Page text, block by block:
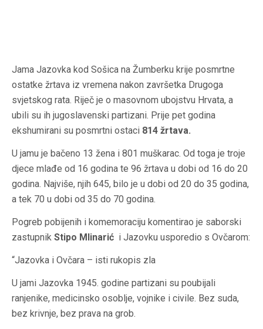
Jama Jazovka kod Sošica na Žumberku krije posmrtne
ostatke žrtava iz vremena nakon završetka Drugoga
svjetskog rata. Riječ je o masovnom ubojstvu Hrvata, a
ubili su ih jugoslavenski partizani. Prije pet godina
ekshumirani su posmrtni ostaci 814 žrtava.
U jamu je bačeno 13 žena i 801 muškarac. Od toga je troje
djece mlađe od 16 godina te 96 žrtava u dobi od 16 do 20
godina. Najviše, njih 645, bilo je u dobi od 20 do 35 godina,
a tek 70 u dobi od 35 do 70 godina.
Pogreb pobijenih i komemoraciju komentirao je saborski
zastupnik Stipo Mlinarić i Jazovku usporedio s Ovčarom:
“Jazovka i Ovčara – isti rukopis zla
U jami Jazovka 1945. godine partizani su poubijali
ranjenike, medicinsko osoblje, vojnike i civile. Bez suda,
bez krivnje, bez prava na grob.